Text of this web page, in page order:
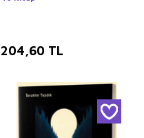
204,60 TL